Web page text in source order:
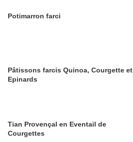
Potimarron farci
Pâtissons farcis Quinoa, Courgette et
Epinards
Tian Provençal en Eventail de
Courgettes